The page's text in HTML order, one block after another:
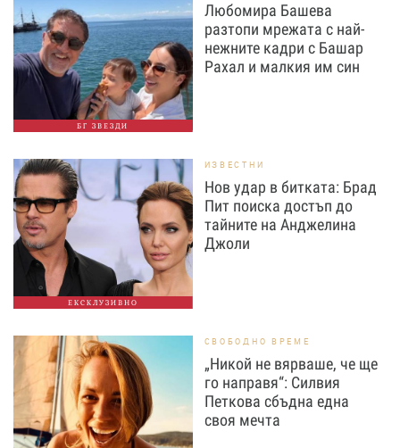
БГ ЗВЕЗДИ
Любомира Башева
разтопи мрежата с най-
нежните кадри с Башар
Рахал и малкия им син
ЕКСКЛУЗИВНО
ИЗВЕСТНИ
Нов удар в битката: Брад
Пит поиска достъп до
тайните на Анджелина
Джоли
СВОБОДНО ВРЕМЕ
„Никой не вярваше, че ще
го направя“: Силвия
Петкова сбъдна една
своя мечта